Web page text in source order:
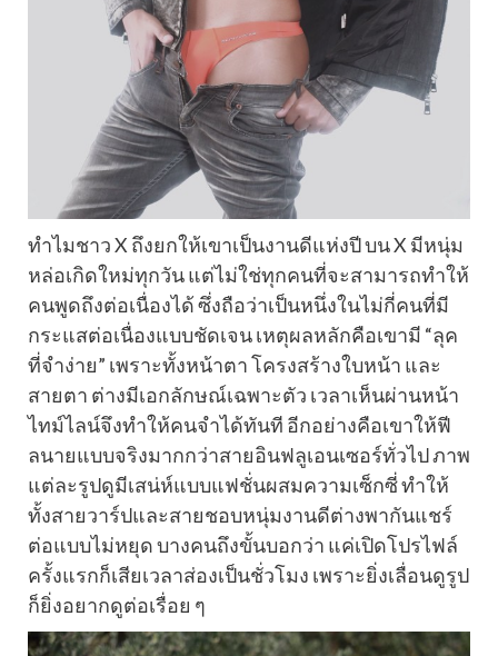
ทำไมชาว X ถึงยกให้เขาเป็นงานดีแห่งปี บน X มีหนุ่ม
หล่อเกิดใหม่ทุกวัน แต่ไม่ใช่ทุกคนที่จะสามารถทำให้
คนพูดถึงต่อเนื่องได้ ซึ่งถือว่าเป็นหนึ่งในไม่กี่คนที่มี
กระแสต่อเนื่องแบบชัดเจน เหตุผลหลักคือเขามี “ลุค
ที่จำง่าย” เพราะทั้งหน้าตา โครงสร้างใบหน้า และ
สายตา ต่างมีเอกลักษณ์เฉพาะตัว เวลาเห็นผ่านหน้า
ไทม์ไลน์จึงทำให้คนจำได้ทันที อีกอย่างคือเขาให้ฟี
ลนายแบบจริงมากกว่าสายอินฟลูเอนเซอร์ทั่วไป ภาพ
แต่ละรูปดูมีเสน่ห์แบบแฟชั่นผสมความเซ็กซี่ ทำให้
ทั้งสายวาร์ปและสายชอบหนุ่มงานดีต่างพากันแชร์
ต่อแบบไม่หยุด บางคนถึงขั้นบอกว่า แค่เปิดโปรไฟล์
ครั้งแรกก็เสียเวลาส่องเป็นชั่วโมง เพราะยิ่งเลื่อนดูรูป
ก็ยิ่งอยากดูต่อเรื่อย ๆ